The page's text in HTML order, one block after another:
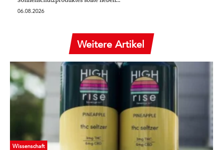
06.08.2026
Weitere Artikel
Wissenschaft